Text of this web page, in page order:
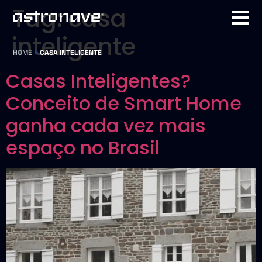
HOME >CASA INTELIGENTE
Tag:casa
inteligente
Casas Inteligentes?
Conceito de Smart Home
ganha cada vez mais
espaço no Brasil